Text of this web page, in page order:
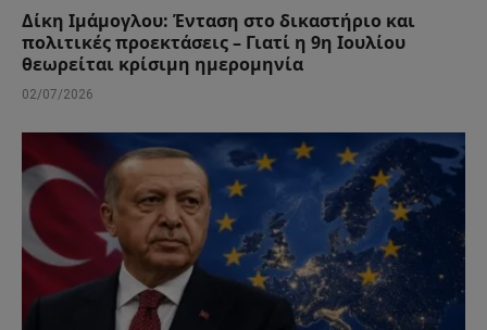
Δίκη Ιμάμογλου: Ένταση στο δικαστήριο και
πολιτικές προεκτάσεις – Γιατί η 9η Ιουλίου
θεωρείται κρίσιμη ημερομηνία
02/07/2026